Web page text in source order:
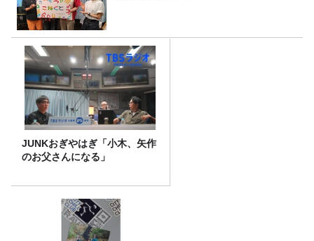
JUNKおぎやはぎ「小木、矢作
のお父さんになる」